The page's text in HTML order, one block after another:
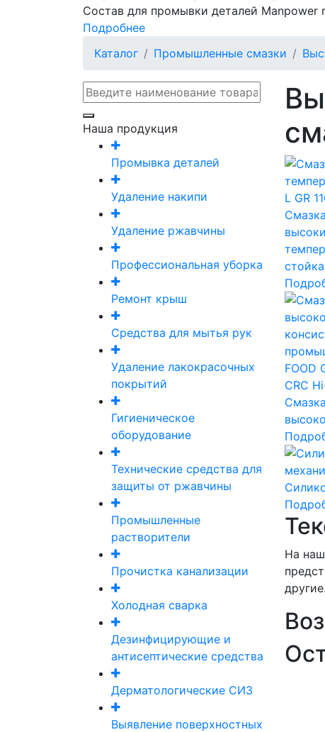
Состав для промывки деталей Manpower
Подробнее
Каталог
Промышленные смазки
Наша продукция
Промывка деталей
Удаление накипи
Удаление ржавчины
Профессиональная уборка
Ремонт крыш
Средства для мытья рук
Удаление лакокрасочных
покрытий
Гигиеническое
оборудование
Технические средства для
защиты от ржавчины
Промышленные
растворители
Прочистка канализации
Холодная сварка
Дезинфицирующие и
антисептические средства
Дерматологические СИЗ
Выявление поверхностных
L GR
CRC
На
другие.